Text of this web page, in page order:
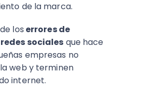
de la marca.
los errores de
sociales que hace
empresas no
web y terminen
internet.